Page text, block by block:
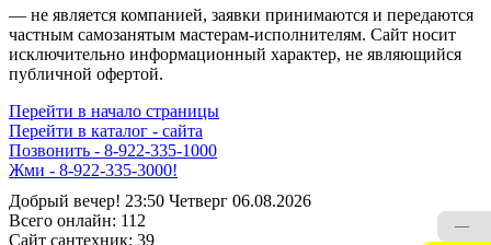
— не является компанией, заявки принимаются и передаются
частным самозанятым мастерам‑исполнителям. Сайт носит
исключительно информационный характер, не являющийся
публичной офертой.
Перейти в начало страницы
Перейти в каталог - сайта
Позвонить - 8-922-335-1000
ДИСПЕТЧЕР НА СВЯЗИ - 8-922-335-1000
Добрый вечер! 23:50 Четверг 06.08.2026
Всего онлайн: 112
Сайт cантехник: 39
—